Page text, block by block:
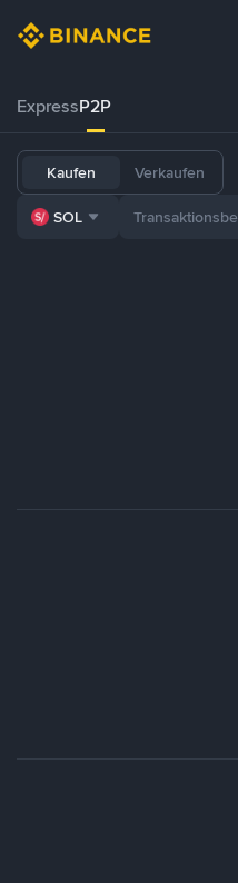
ExpressP2P
Kaufen Verkaufen
SOL